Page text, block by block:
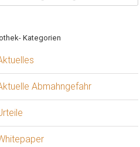
Kategorien
Abmahngefahr